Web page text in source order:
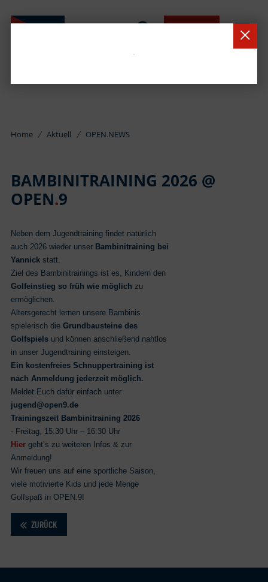
Home Aktuell OPEN.NEWS
BAMBINITRAINING 2026 @
OPEN.9
Neben dem Jugendtraining findet natürlich
auch 2026 wieder unser Bambinitraining bei
Yannickstatt.
Ziel des Bambinitrainings ist es, Kindern den
Golfeinstieg so früh wie möglich zu
ermöglichen.
Altersgerecht lernen unsere Bambinis
spielerisch die Grundbausteine des
Golfspielsund können anschließend nahtlos
in unser Jugendtraining einsteigen.
Ein kostenfreies Schnuppertraining ist
nach Anmeldung jederzeit möglich.
Meldet Euch dafür einfach unter
jugend@open9.de
Trainingszeit Bambinitraining 2026
- Freitag, 15:30 Uhr – 16:30 Uhr
Hiergeht’s zu weiteren Infos & zur
Anmeldung!
Wir freuen uns auf eine sportliche Saison,
viele motivierte Kids und jede Menge
Golfspaß in OPEN.9!
ZURÜCK